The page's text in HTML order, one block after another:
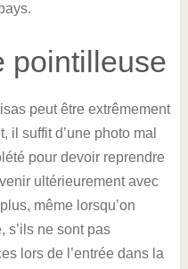
pointilleuse
peut être extrêmement
il suffit d’une photo mal
pour devoir reprendre
ultérieurement avec
même lorsqu’on
s’ils ne sont pas
lors de l’entrée dans la